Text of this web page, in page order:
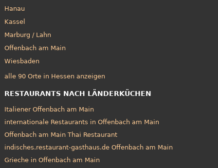
Hanau
Kassel
Marburg / Lahn
Offenbach am Main
Wiesbaden
alle 90 Orte in Hessen anzeigen
RESTAURANTS NACH LÄNDERKÜCHEN
Italiener Offenbach am Main
internationale Restaurants in Offenbach am Main
Offenbach am Main Thai Restaurant
indisches.restaurant-gasthaus.de Offenbach am Main
Grieche in Offenbach am Main